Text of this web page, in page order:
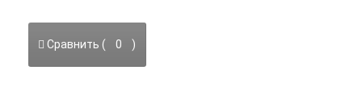
Сравнить ( 0 )